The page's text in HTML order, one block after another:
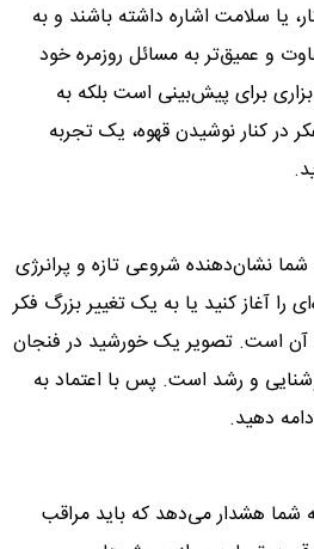
یا سلامت اشاره داشته باشند و به
و عمیق‌تر به مسائل روزمره خود
برای پیش‌بینی است بلکه به
در کنار نوشیدن قهوه، یک تجربه
شما نشان‌دهنده شروعی تازه و پرانرژی
را آغاز کنید یا به یک تغییر بزرگ فکر
آن است. تصویر یک خورشید در فنجان
و رشد است. پس با اعتماد به
دهید.
شما هشدار می‌دهد که باید مراقب